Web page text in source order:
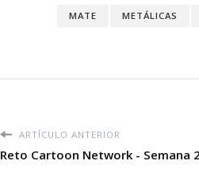
MATE METÁLICAS
ARTÍCULO ANTERIOR
Reto Cartoon Network - Semana